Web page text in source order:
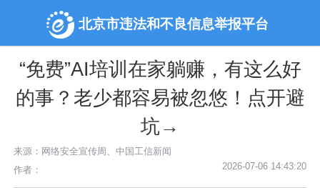
北京市违法和不良信息举报平台
“免费”AI培训在家躺赚，有这么好
的事？老少都容易被忽悠！点开避
坑→
来源：网络安全宣传周、中国工信新闻
作者：
2026-07-06 14:43:20